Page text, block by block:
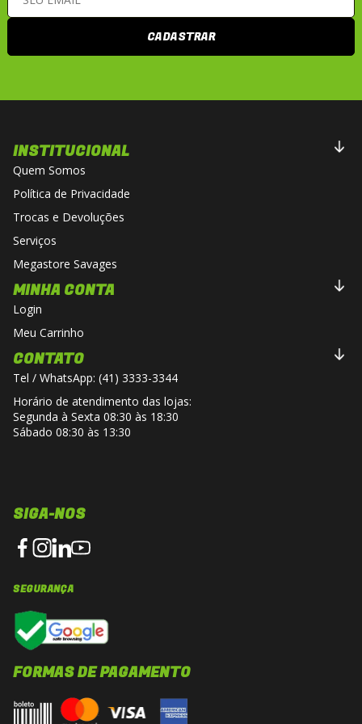
CADASTRAR
INSTITUCIONAL
Quem Somos
Política de Privacidade
Trocas e Devoluções
Serviços
Megastore Savages
MINHA CONTA
Login
Meu Carrinho
CONTATO
Tel / WhatsApp: (41) 3333-3344
Horário de atendimento das lojas:
Segunda à Sexta 08:30 às 18:30
Sábado 08:30 às 13:30
SIGA-NOS
SEGURANÇA
FORMAS DE PAGAMENTO